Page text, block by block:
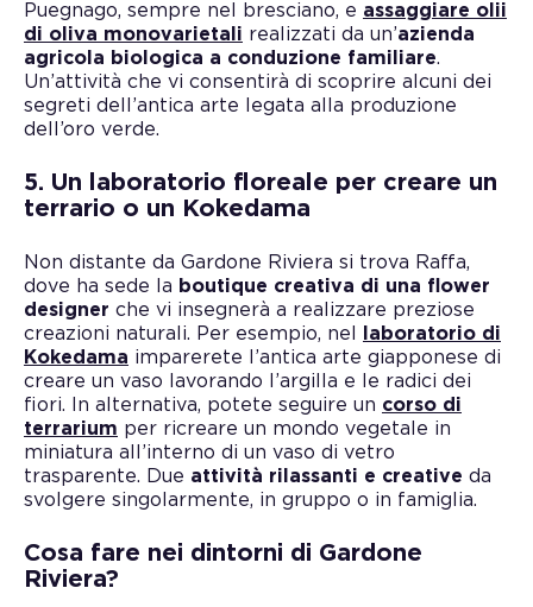
Puegnago, sempre nel bresciano, e assaggiare olii
di oliva monovarietali realizzati da un’azienda
agricola biologica a conduzione familiare.
Un’attività che vi consentirà di scoprire alcuni dei
segreti dell’antica arte legata alla produzione
dell’oro verde.
5. Un laboratorio floreale per creare un
terrario o un Kokedama
Non distante da Gardone Riviera si trova Raffa,
dove ha sede la boutique creativa di una flower
designer che vi insegnerà a realizzare preziose
creazioni naturali. Per esempio, nel
laboratorio di
Kokedama imparerete l’antica arte giapponese di
creare un vaso lavorando l’argilla e le radici dei
fiori. In alternativa, potete seguire un corso di
terrarium per ricreare un mondo vegetale in
miniatura all’interno di un vaso di vetro
trasparente. Due attività rilassanti e creative da
svolgere singolarmente, in gruppo o in famiglia.
Cosa fare nei dintorni di Gardone
Riviera?